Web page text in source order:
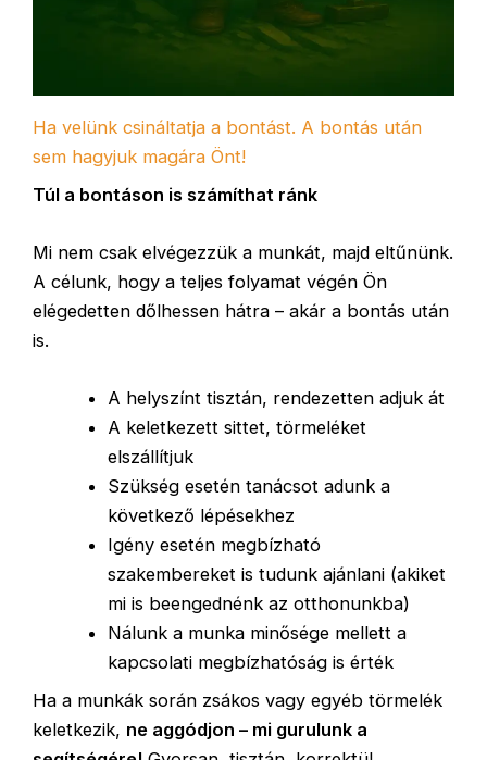
Ha velünk csináltatja a bontást. A bontás után
sem hagyjuk magára Önt!
Túl a bontáson is számíthat ránk
Mi nem csak elvégezzük a munkát, majd eltűnünk.
A célunk, hogy a teljes folyamat végén Ön
elégedetten dőlhessen hátra – akár a bontás után
is.
A helyszínt tisztán, rendezetten adjuk át
A keletkezett sittet, törmeléket
elszállítjuk
Szükség esetén tanácsot adunk a
következő lépésekhez
Igény esetén megbízható
szakembereket is tudunk ajánlani (akiket
mi is beengednénk az otthonunkba)
Nálunk a munka minősége mellett a
kapcsolati megbízhatóság is érték
Ha a munkák során zsákos vagy egyéb törmelék
keletkezik, ne aggódjon – mi gurulunk a